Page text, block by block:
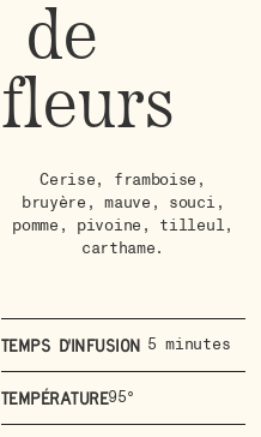
de
fleurs
Cerise, framboise,
bruyère, mauve, souci,
pomme, pivoine, tilleul,
carthame.
Temps d'infusion 5 minutes
Température95°